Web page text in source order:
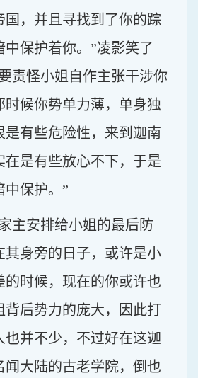
国，并且寻找到了你的踪
中保护着你。”凌影笑了
责怪小姐自作主张干涉你
时候你势单力薄，单身独
是有些危险性，来到迦南
在是有些放心不下，于是
中保护。”
主安排给小姐的最后防
其身旁的日子，或许是小
的时候，现在的你或许也
背后势力的庞大，因此打
也并不少，不过好在这迦
闻大陆的古老学院，倒也